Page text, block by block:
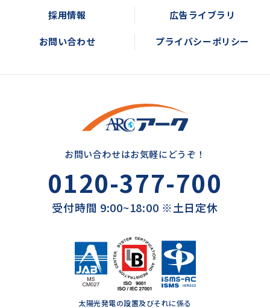
採用情報 広告ライブラリ
お問い合わせ プライバシーポリシー
お問い合わせはお気軽にどうぞ！
0120-377-700
受付時間 9:00~18:00 ※土日定休
太陽光発電の設置及びそれに係る